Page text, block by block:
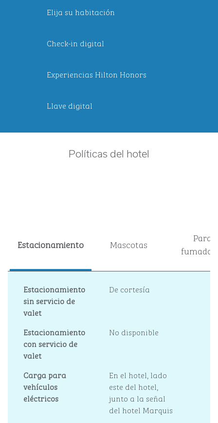
Elija su habitación
Check-in digital
Experiencias Hilton Honors
Llave digital
Políticas del hotel
Estacionamiento Mascotas
Para
Estacionamiento
sin servicio de
valet
De cortesía
Estacionamiento
con servicio de
valet
No disponible
Carga para
vehículos
eléctricos
En el hotel, lado
este del hotel,
junto a la señal
del hotel Marquis